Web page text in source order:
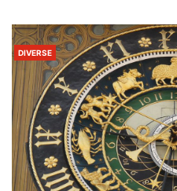
DIVERSE